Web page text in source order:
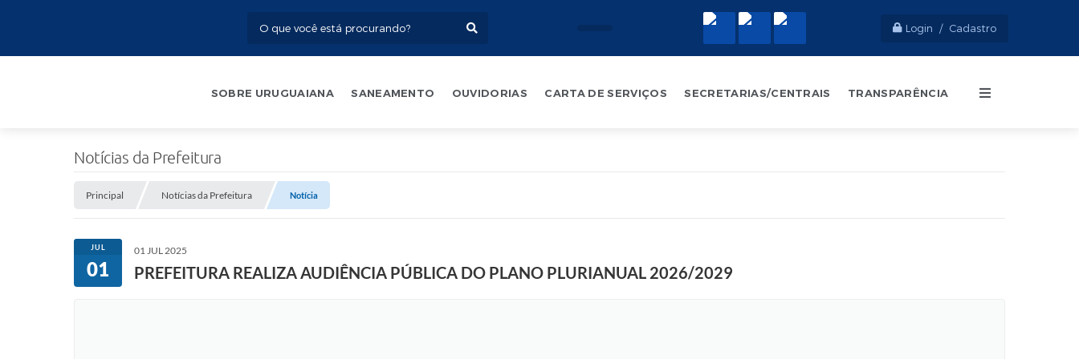
Login / Cadastro
SOBRE URUGUAIANA SANEAMENTO OUVIDORIAS CARTA DE SERVIÇOS SECRETARIAS/CENTRAIS TRANSPARÊNCIA
Notícias da Prefeitura
Principal Notícias da Prefeitura Notícia
JUL
01
01 JUL 2025
PREFEITURA REALIZA AUDIÊNCIA PÚBLICA DO PLANO PLURIANUAL 2026/2029
D
a